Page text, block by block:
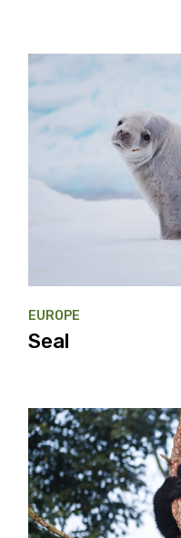
EUROPE
Seal